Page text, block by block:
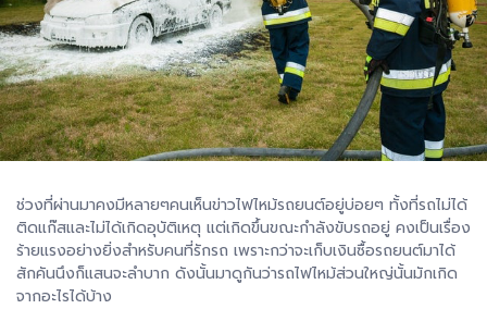
ช่วงที่ผ่านมาคงมีหลายๆคนเห็นข่าวไฟไหม้รถยนต์อยู่บ่อยๆ ทั้งที่รถไม่ได้
ติดแก๊สและไม่ได้เกิดอุบัติเหตุ แต่เกิดขึ้นขณะกำลังขับรถอยู่ คงเป็นเรื่อง
ร้ายแรงอย่างยิ่งสำหรับคนที่รักรถ เพราะกว่าจะเก็บเงินซื้อรถยนต์มาได้
สักคันนึงก็แสนจะลำบาก ดังนั้นมาดูกันว่ารถไฟไหม้ส่วนใหญ่นั้นมักเกิด
จากอะไรได้บ้าง